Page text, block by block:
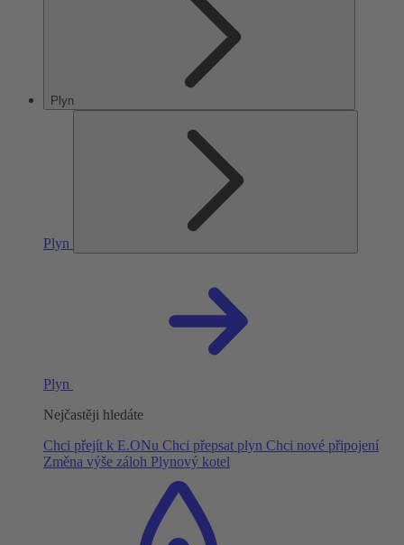
Plyn
Plyn
Plyn
Nejčastěji hledáte
Chci přejít k E.ONu Chci přepsat plyn Chci nové připojení
Změna výše záloh Plynový kotel